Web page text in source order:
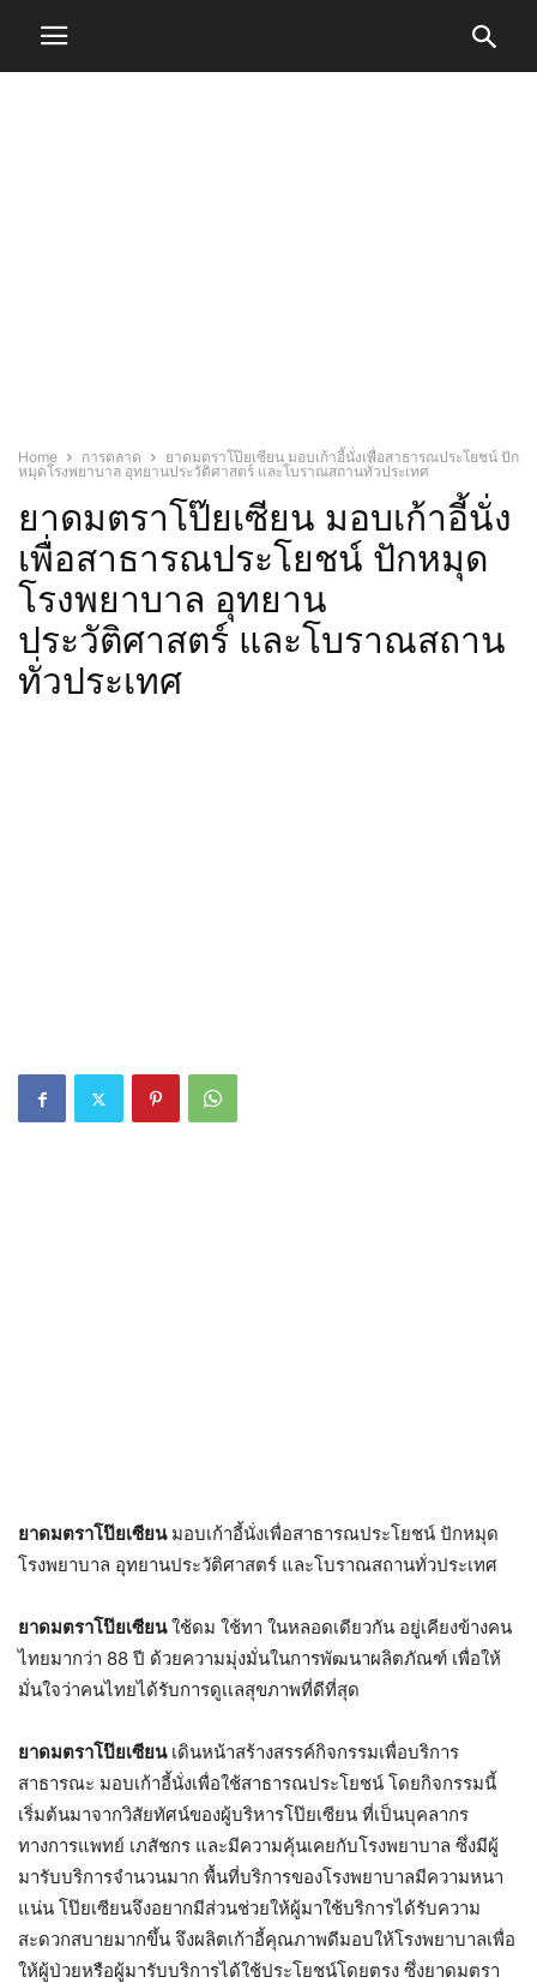
Home การตลาด
ยาดมตราโป๊ยเซียน มอบเก้าอี้นั่งเพื่อสาธารณประโยชน์ ปัก
หมุดโรงพยาบาล อุทยานประวัติศาสตร์ และโบราณสถานทั่วประเทศ
ยาดมตราโป๊ยเซียน มอบเก้าอี้นั่ง
เพื่อสาธารณประโยชน์ ปักหมุด
โรงพยาบาล อุทยาน
ประวัติศาสตร์ และโบราณสถาน
ทั่วประเทศ
ยาดมตราโป๊ยเซียนมอบเก้าอี้นั่งเพื่อสาธารณประโยชน์ ปักหมุด
โรงพยาบาล อุทยานประวัติศาสตร์ และโบราณสถานทั่วประเทศ
ยาดมตราโป๊ยเซียนใช้ดม ใช้ทา ในหลอดเดียวกัน อยู่เคียงข้างคน
ไทยมากว่า 88 ปี ด้วยความมุ่งมั่นในการพัฒนาผลิตภัณฑ์ เพื่อให้
มั่นใจว่าคนไทยได้รับการดูเเลสุขภาพที่ดีที่สุด
ยาดมตราโป๊ยเซียนเดินหน้าสร้างสรรค์กิจกรรมเพื่อบริการ
สาธารณะ มอบเก้าอี้นั่งเพื่อใช้สาธารณประโยชน์ โดยกิจกรรมนี้
เริ่มต้นมาจากวิสัยทัศน์ของผู้บริหารโป๊ยเซียน ที่เป็นบุคลากร
ทางการแพทย์ เภสัชกร และมีความคุ้นเคยกับโรงพยาบาล ซึ่งมีผู้
มารับบริการจำนวนมาก พื้นที่บริการของโรงพยาบาลมีความหนา
แน่น โป๊ยเซียนจึงอยากมีส่วนช่วยให้ผู้มาใช้บริการได้รับความ
สะดวกสบายมากขึ้น จึงผลิตเก้าอี้คุณภาพดีมอบให้โรงพยาบาลเพื่อ
ให้ผู้ป่วยหรือผู้มารับบริการได้ใช้ประโยชน์โดยตรง ซึ่งยาดมตรา